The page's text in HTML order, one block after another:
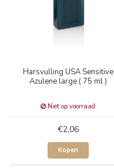
Harsvulling USA Sensitive
Azulene large ( 75 ml )
Niet op voorraad
€2,06
Kopen